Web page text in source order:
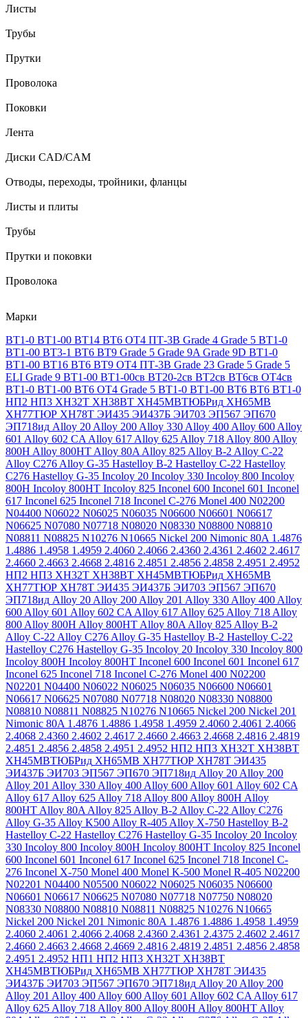
Листы
Трубы
Прутки
Проволока
Поковки
Лента
Диски CAD/CAM
Отводы, переходы, тройники, фланцы
Листы и плиты
Трубы
Прутки и поковки
Проволока
Марки
ВТ1-0 ВТ1-00 ВТ14 ВТ6 ОТ4 ПТ-3В Grade 4 Grade 5 ВТ1-0
ВТ1-00 ВТ3-1 ВТ6 ВТ9 Grade 5 Grade 9A Grade 9D ВТ1-0
ВТ1-00 ВТ16 ВТ6 ВТ9 ОТ4 ПТ-3В Grade 23 Grade 5 Grade 5
ELI Grade 9 ВТ1-00 ВТ1-00св ВТ20-2св ВТ2св ВТ6св ОТ4св
ВТ1-0 ВТ1-00 ВТ6 ОТ4 Grade 5 ВТ1-0 ВТ1-00 ВТ6 ВТ6 ВТ1-0
НП2 НП3 ХН32Т ХН38ВТ ХН45МВТЮБРид ХН65МВ
ХН77ТЮР ХН78Т ЭИ435 ЭИ437Б ЭИ703 ЭП567 ЭП670
ЭП718ид Alloy 20 Alloy 200 Alloy 330 Alloy 400 Alloy 600 Alloy
601 Alloy 602 CA Alloy 617 Alloy 625 Alloy 718 Alloy 800 Alloy
800H Alloy 800HT Alloy 80A Alloy 825 Alloy B-2 Alloy C-22
Alloy C276 Alloy G-35 Hastelloy B-2 Hastelloy C-22 Hastelloy
C276 Hastelloy G-35 Incoloy 20 Incoloy 330 Incoloy 800 Incoloy
800H Incoloy 800HT Incoloy 825 Inconel 600 Inconel 601 Inconel
617 Inconel 625 Inconel 718 Inconel C-276 Monel 400 N02200
N04400 N06022 N06025 N06035 N06600 N06601 N06617
N06625 N07080 N07718 N08020 N08330 N08800 N08810
N08811 N08825 N10276 N10665 Nickel 200 Nimonic 80A 1.4876
1.4886 1.4958 1.4959 2.4060 2.4066 2.4360 2.4361 2.4602 2.4617
2.4660 2.4663 2.4668 2.4816 2.4851 2.4856 2.4858 2.4951 2.4952
НП2 НП3 ХН32Т ХН38ВТ ХН45МВТЮБРид ХН65МВ
ХН77ТЮР ХН78Т ЭИ435 ЭИ437Б ЭИ703 ЭП567 ЭП670
ЭП718ид Alloy 20 Alloy 200 Alloy 201 Alloy 330 Alloy 400 Alloy
600 Alloy 601 Alloy 602 CA Alloy 617 Alloy 625 Alloy 718 Alloy
800 Alloy 800H Alloy 800HT Alloy 80A Alloy 825 Alloy B-2
Alloy C-22 Alloy C276 Alloy G-35 Hastelloy B-2 Hastelloy C-22
Hastelloy C276 Hastelloy G-35 Incoloy 20 Incoloy 330 Incoloy 800
Incoloy 800H Incoloy 800HT Inconel 600 Inconel 601 Inconel 617
Inconel 625 Inconel 718 Inconel C-276 Monel 400 N02200
N02201 N04400 N06022 N06025 N06035 N06600 N06601
N06617 N06625 N07080 N07718 N08020 N08330 N08800
N08810 N08811 N08825 N10276 N10665 Nickel 200 Nickel 201
Nimonic 80A 1.4876 1.4886 1.4958 1.4959 2.4060 2.4061 2.4066
2.4068 2.4360 2.4602 2.4617 2.4660 2.4663 2.4668 2.4816 2.4819
2.4851 2.4856 2.4858 2.4951 2.4952 НП2 НП3 ХН32Т ХН38ВТ
ХН45МВТЮБРид ХН65МВ ХН77ТЮР ХН78Т ЭИ435
ЭИ437Б ЭИ703 ЭП567 ЭП670 ЭП718ид Alloy 20 Alloy 200
Alloy 201 Alloy 330 Alloy 400 Alloy 600 Alloy 601 Alloy 602 CA
Alloy 617 Alloy 625 Alloy 718 Alloy 800 Alloy 800H Alloy
800HT Alloy 80A Alloy 825 Alloy B-2 Alloy C-22 Alloy C276
Alloy G-35 Alloy K500 Alloy R-405 Alloy X-750 Hastelloy B-2
Hastelloy C-22 Hastelloy C276 Hastelloy G-35 Incoloy 20 Incoloy
330 Incoloy 800 Incoloy 800H Incoloy 800HT Incoloy 825 Inconel
600 Inconel 601 Inconel 617 Inconel 625 Inconel 718 Inconel C-
276 Inconel X-750 Monel 400 Monel K-500 Monel R-405 N02200
N02201 N04400 N05500 N06022 N06025 N06035 N06600
N06601 N06617 N06625 N07080 N07718 N07750 N08020
N08330 N08800 N08810 N08811 N08825 N10276 N10665
Nickel 200 Nickel 201 Nimonic 80A 1.4876 1.4886 1.4958 1.4959
2.4060 2.4061 2.4066 2.4068 2.4360 2.4361 2.4375 2.4602 2.4617
2.4660 2.4663 2.4668 2.4669 2.4816 2.4819 2.4851 2.4856 2.4858
2.4951 2.4952 НП1 НП2 НП3 ХН32Т ХН38ВТ
ХН45МВТЮБРид ХН65МВ ХН77ТЮР ХН78Т ЭИ435
ЭИ437Б ЭИ703 ЭП567 ЭП670 ЭП718ид Alloy 20 Alloy 200
Alloy 201 Alloy 400 Alloy 600 Alloy 601 Alloy 602 CA Alloy 617
Alloy 625 Alloy 718 Alloy 800 Alloy 800H Alloy 800HT Alloy